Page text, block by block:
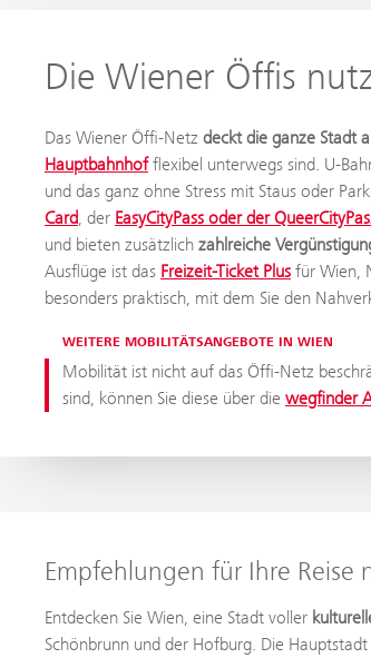
Die Wiener Öffis
Das Wiener Öffi-Netz deckt die ganze Stadt
Hauptbahnhofflexibel unterwegs sind. U-
und das ganz ohne Stress mit Staus oder
Card , der EasyCityPass oder der
und bieten zusätzlich zahlreiche
Ausflüge ist das Freizeit-Ticket Plus für Wien,
besonders praktisch, mit dem Sie den
WEITERE MOBILITÄTSANGEBOTE IN WIEN
Mobilität ist nicht auf das Öffi-Netz
sind, können Sie diese über die wegfinder
Empfehlungen für Ihre
Entdecken Sie Wien, eine Stadt voller
Schönbrunn und der Hofburg. Die